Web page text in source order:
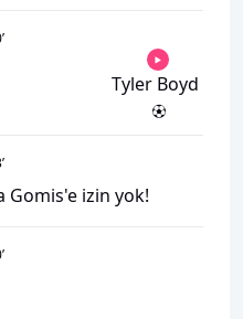
’
Tyler Boyd
’
Gomis'e izin yok!
’